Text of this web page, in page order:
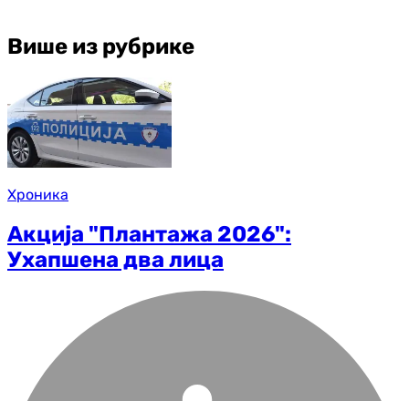
Више из рубрике
Хроника
Акција "Плантажа 2026":
Ухапшена два лица